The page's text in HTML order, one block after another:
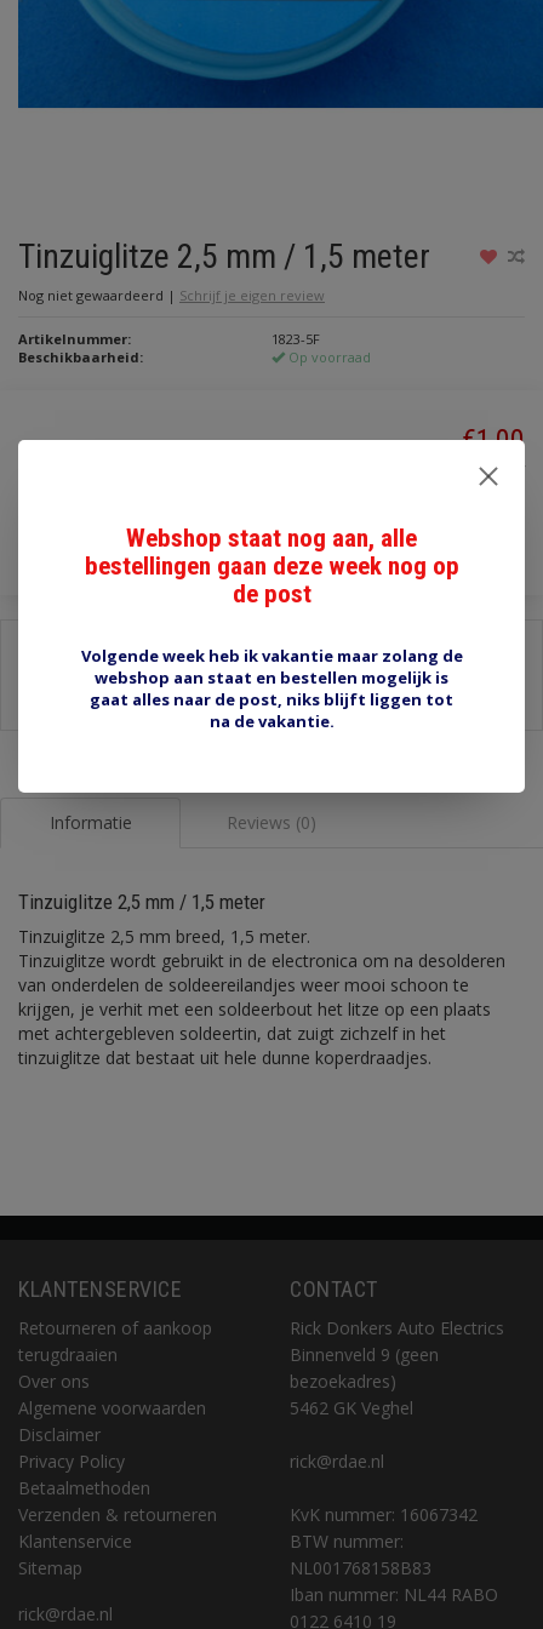
Tinzuiglitze 2,5 mm / 1,5 meter
Nog niet gewaardeerd | Schrijf je eigen review
Artikelnummer:
1823-5F
Beschikbaarheid:
Op voorraad
€1,00
Incl. btw
Stel een vraag over dit product
Afdrukken
Informatie Reviews (0)
Tinzuiglitze 2,5 mm / 1,5 meter
Tinzuiglitze 2,5 mm breed, 1,5 meter.
Tinzuiglitze wordt gebruikt in de electronica om na desolderen
van onderdelen de soldeereilandjes weer mooi schoon te
krijgen, je verhit met een soldeerbout het litze op een plaats
met achtergebleven soldeertin, dat zuigt zichzelf in het
tinzuiglitze dat bestaat uit hele dunne koperdraadjes.
KLANTENSERVICE
Retourneren of aankoop
terugdraaien
Over ons
Algemene voorwaarden
Disclaimer
Privacy Policy
Betaalmethoden
Verzenden & retourneren
Klantenservice
Sitemap
rick@rdae.nl
CONTACT
Rick Donkers Auto Electrics
Binnenveld 9 (geen
bezoekadres)
5462 GK Veghel
rick@rdae.nl
KvK nummer: 16067342
BTW nummer:
NL001768158B83
Iban nummer: NL44 RABO
0122 6410 19
Webshop staat nog aan, alle
bestellingen gaan deze week nog op
de post
Volgende week heb ik vakantie maar zolang de
webshop aan staat en bestellen mogelijk is
gaat alles naar de post, niks blijft liggen tot
na de vakantie.